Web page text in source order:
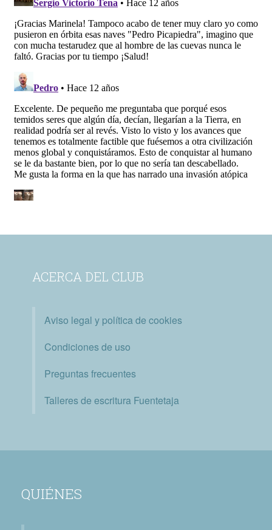
ACERCA DEL CLUB
Aviso legal y política de cookies
Condiciones de uso
Preguntas frecuentes
Talleres de escritura Fuentetaja
QUIÉNES